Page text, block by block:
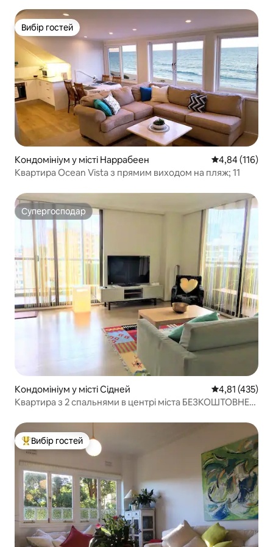
прекрасної квартири, і, звичайно, у нас
є ідеальне романтичне місце для вашої
весільної ночі!!
Вибір гостей
Вибір гостей
Кондомініум у місті Наррабеен Середня
4,84 (116)
Квартира Ocean Vista з прямим виходом на пляж; 11
Супергосподар
Супергосподар
Кондомініум у місті Сідней Середня
4,81 (435)
Квартира з 2 спальнями в центрі міста БЕЗКОШТОВНЕ
Топ вибір гостей
Вибір гостей